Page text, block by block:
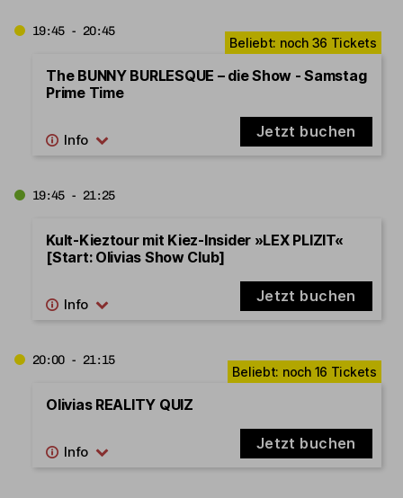
19:45 - 20:45
The BUNNY BURLESQUE – die Show - Samstag
Prime Time
Jetzt buchen
19:45 - 21:25
Kult-Kieztour mit Kiez-Insider »LEX PLIZIT«
[Start: Olivias Show Club]
Jetzt buchen
20:00 - 21:15
Olivias REALITY QUIZ
Jetzt buchen